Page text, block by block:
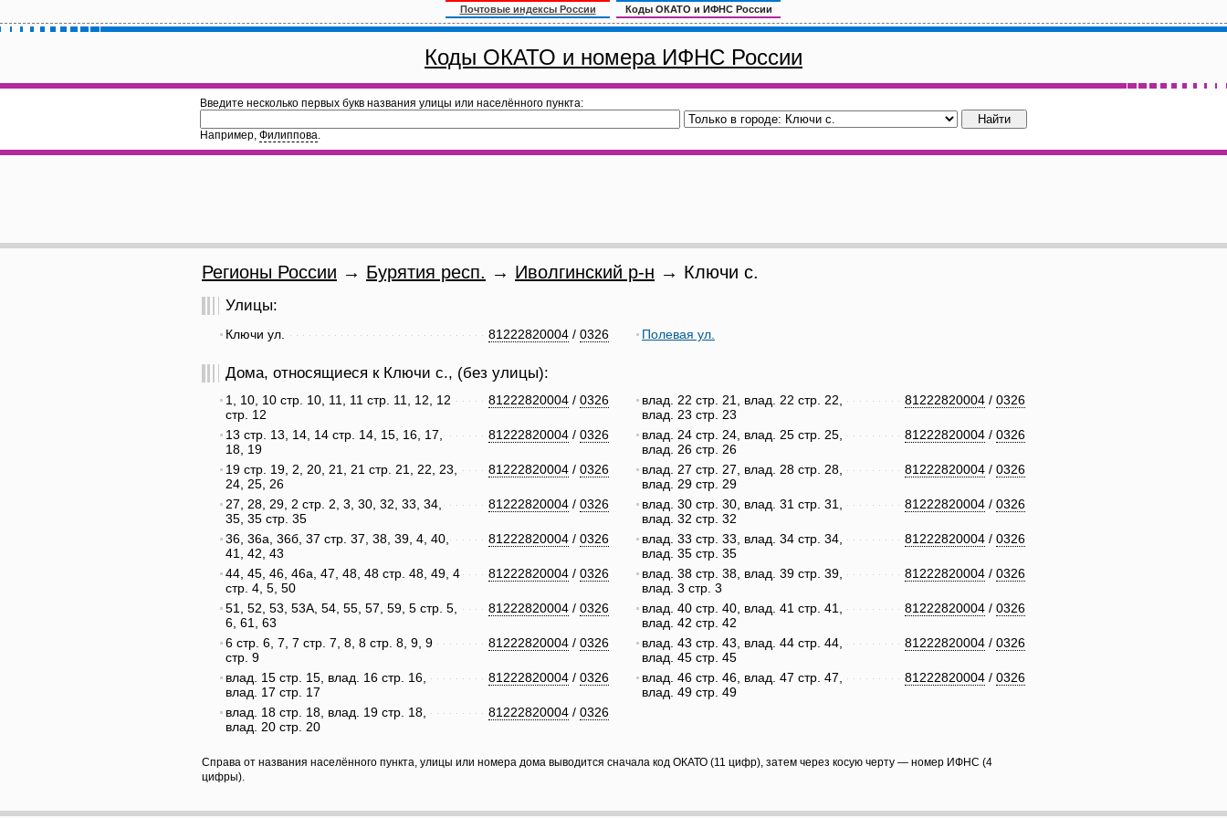
Почтовые индексы России Коды ОКАТО и ИФНС России
Коды ОКАТО и номера ИФНС России
Введите несколько первых букв названия улицы или населённого пункта:
Например, Филиппова.
Регионы России → Бурятия респ. → Иволгинский р-н → Ключи с.
Улицы:
81222820004 / 0326
Ключи ул. Полевая ул.
Дома, относящиеся к Ключи с., (без улицы):
81222820004 / 0326
1, 10, 10 стр. 10, 11, 11 стр. 11, 12, 12
стр. 12
81222820004 / 0326
13 стр. 13, 14, 14 стр. 14, 15, 16, 17,
18, 19
81222820004 / 0326
19 стр. 19, 2, 20, 21, 21 стр. 21, 22, 23,
24, 25, 26
81222820004 / 0326
27, 28, 29, 2 стр. 2, 3, 30, 32, 33, 34,
35, 35 стр. 35
81222820004 / 0326
36, 36а, 36б, 37 стр. 37, 38, 39, 4, 40,
41, 42, 43
81222820004 / 0326
44, 45, 46, 46а, 47, 48, 48 стр. 48, 49, 4
стр. 4, 5, 50
81222820004 / 0326
51, 52, 53, 53А, 54, 55, 57, 59, 5 стр. 5,
6, 61, 63
81222820004 / 0326
6 стр. 6, 7, 7 стр. 7, 8, 8 стр. 8, 9, 9
стр. 9
81222820004 / 0326
влад. 15 стр. 15, влад. 16 стр. 16,
влад. 17 стр. 17
81222820004 / 0326
влад. 18 стр. 18, влад. 19 стр. 18,
влад. 20 стр. 20
81222820004 / 0326
влад. 22 стр. 21, влад. 22 стр. 22,
влад. 23 стр. 23
81222820004 / 0326
влад. 24 стр. 24, влад. 25 стр. 25,
влад. 26 стр. 26
81222820004 / 0326
влад. 27 стр. 27, влад. 28 стр. 28,
влад. 29 стр. 29
81222820004 / 0326
влад. 30 стр. 30, влад. 31 стр. 31,
влад. 32 стр. 32
81222820004 / 0326
влад. 33 стр. 33, влад. 34 стр. 34,
влад. 35 стр. 35
81222820004 / 0326
влад. 38 стр. 38, влад. 39 стр. 39,
влад. 3 стр. 3
81222820004 / 0326
влад. 40 стр. 40, влад. 41 стр. 41,
влад. 42 стр. 42
81222820004 / 0326
влад. 43 стр. 43, влад. 44 стр. 44,
влад. 45 стр. 45
81222820004 / 0326
влад. 46 стр. 46, влад. 47 стр. 47,
влад. 49 стр. 49
Справа от названия населённого пункта, улицы или номера дома выводится сначала код ОКАТО (11 цифр), затем через косую черту — номер ИФНС (4
цифры).